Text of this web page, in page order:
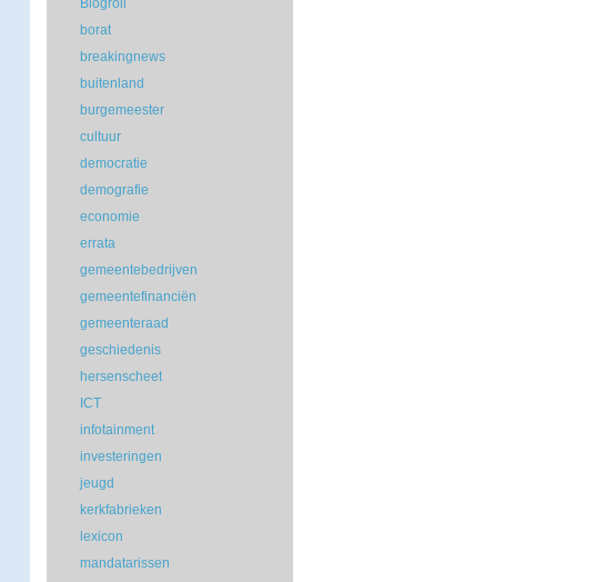
Blogroll
borat
breakingnews
buitenland
burgemeester
cultuur
democratie
demografie
economie
errata
gemeentebedrijven
gemeentefinanciën
gemeenteraad
geschiedenis
hersenscheet
ICT
infotainment
investeringen
jeugd
kerkfabrieken
lexicon
mandatarissen